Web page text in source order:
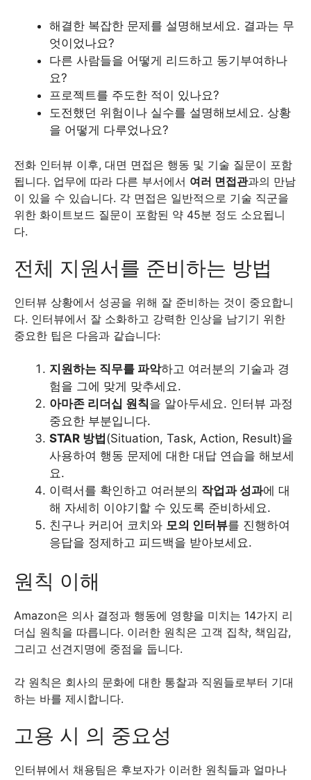
해결한 복잡한 문제를 설명해보세요. 결과는 무
엇이었나요?
다른 사람들을 어떻게 리드하고 동기부여하나
요?
프로젝트를 주도한 적이 있나요?
도전했던 위험이나 실수를 설명해보세요. 상황
을 어떻게 다루었나요?
전화 인터뷰 이후, 대면 면접은 행동 및 기술 질문이 포함
됩니다. 업무에 따라 다른 부서에서 여러 면접관과의 만남
이 있을 수 있습니다. 각 면접은 일반적으로 기술 직군을
위한 화이트보드 질문이 포함된 약 45분 정도 소요됩니
다.
전체 지원서를 준비하는 방법
인터뷰 상황에서 성공을 위해 잘 준비하는 것이 중요합니
다. 인터뷰에서 잘 소화하고 강력한 인상을 남기기 위한
중요한 팁은 다음과 같습니다:
지원하는 직무를 파악하고 여러분의 기술과 경
험을 그에 맞게 맞추세요.
아마존 리더십 원칙을 알아두세요. 인터뷰 과정
중요한 부분입니다.
STAR 방법 (Situation, Task, Action, Result)을
사용하여 행동 문제에 대한 대답 연습을 해보세
요.
이력서를 확인하고 여러분의 작업과 성과에 대
해 자세히 이야기할 수 있도록 준비하세요.
친구나 커리어 코치와 모의 인터뷰를 진행하여
응답을 정제하고 피드백을 받아보세요.
원칙 이해
Amazon은 의사 결정과 행동에 영향을 미치는 14가지 리
더십 원칙을 따릅니다. 이러한 원칙은 고객 집착, 책임감,
그리고 선견지명에 중점을 둡니다.
각 원칙은 회사의 문화에 대한 통찰과 직원들로부터 기대
하는 바를 제시합니다.
고용 시 의 중요성
인터뷰에서 채용팀은 후보자가 이러한 원칙들과 얼마나